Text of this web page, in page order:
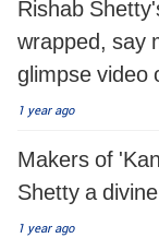
wrapped, say
glimpse video
1 year ago
Makers of
Shetty a
1 year ago